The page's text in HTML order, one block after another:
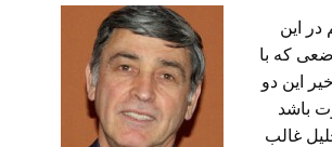
در این
که با
این دو
باشد
غالب